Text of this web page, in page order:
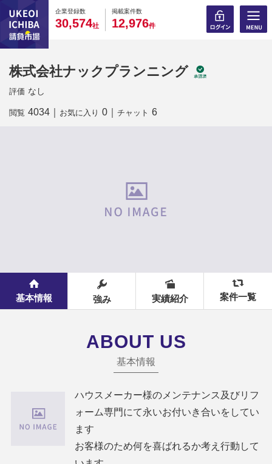
企業登録数
0
3
0
0,
0
5
0
74社
掲載案件数
0
1
0
2,
0
9
0
76件
株式会社ナックプランニング
評価 なし
閲覧 4034 お気に入り 0 チャット 6
基本情報 強み 実績紹介 案件一覧
ABOUT US
基本情報
ハウスメーカー様のメンテナンス及びリフ
ォーム専門にて永いお付いき合いをしてい
ます
お客様のため何を喜ばれるか考え行動して